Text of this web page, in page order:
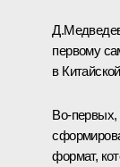
первому
в
Во‑первых,
формат,